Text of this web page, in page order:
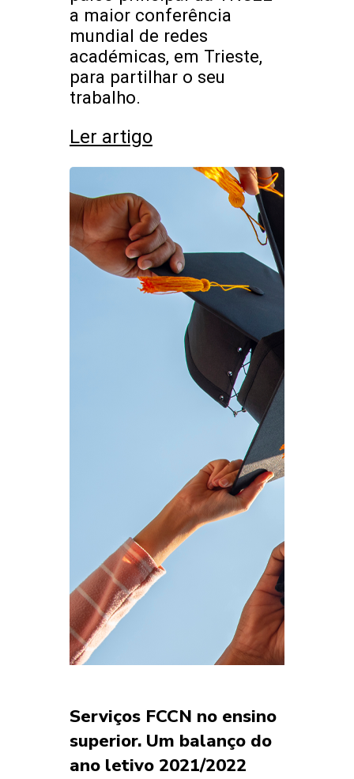
a maior conferência
mundial de redes
académicas, em Trieste,
para partilhar o seu
trabalho.
Ler artigo
Serviços FCCN no ensino
superior. Um balanço do
ano letivo 2021/2022